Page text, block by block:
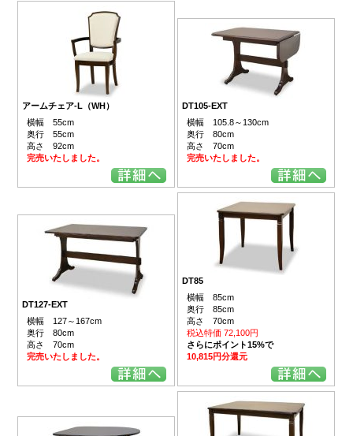
アームチェア-L（WH）
横幅 55cm
奥行 55cm
高さ 92cm
完売いたしました。
DT105-EXT
横幅 105.8～130cm
奥行 80cm
高さ 70cm
完売いたしました。
DT127-EXT
横幅 127～167cm
奥行 80cm
高さ 70cm
完売いたしました。
DT85
横幅 85cm
奥行 85cm
高さ 70cm
税込特価 72,100円
さらにポイント15%で
10,815円分還元